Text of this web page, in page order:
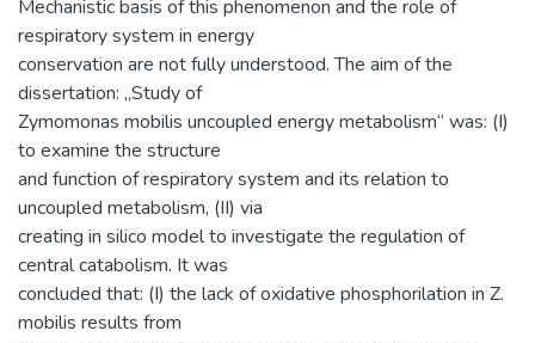
Mechanistic basis of this phenomenon and the role of
respiratory system in energy
conservation are not fully understood. The aim of the
dissertation: „Study of
Zymomonas mobilis uncoupled energy metabolism“ was: (I)
to examine the structure
and function of respiratory system and its relation to
uncoupled metabolism, (II) via
creating in silico model to investigate the regulation of
central catabolism. It was
concluded that: (I) the lack of oxidative phosphorilation in Z.
mobilis results from